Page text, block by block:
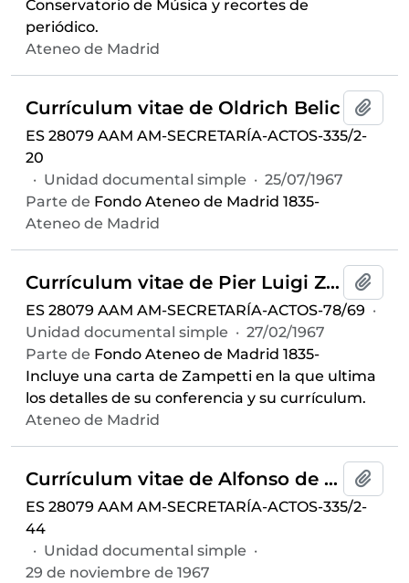
Conservatorio de Música y recortes de
periódico.
Ateneo de Madrid
Currículum vitae de Oldrich Belic
ES 28079 AAM AM-SECRETARÍA-ACTOS-335/2-
20
· Unidad documental simple · 25/07/1967
Parte de Fondo Ateneo de Madrid 1835-
Ateneo de Madrid
Currículum vitae de Pier Luigi Zampetti para la conferencia “Liberalismo e democrazia”
ES 28079 AAM AM-SECRETARÍA-ACTOS-78/69 ·
Unidad documental simple · 27/02/1967
Parte de Fondo Ateneo de Madrid 1835-
Incluye una carta de Zampetti en la que ultima
los detalles de su conferencia y su currículum.
Ateneo de Madrid
Currículum vitae de Alfonso de Figueroa y Melgar
ES 28079 AAM AM-SECRETARÍA-ACTOS-335/2-
44
· Unidad documental simple ·
29 de noviembre de 1967